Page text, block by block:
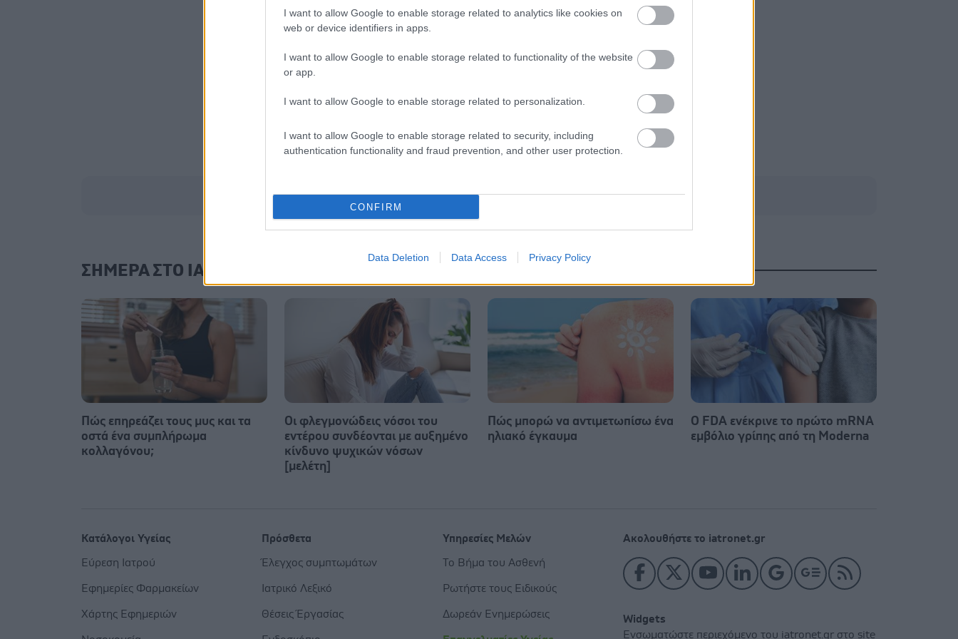
I want to allow Google to enable storage related to analytics like cookies on
web or device identifiers in apps.
I want to allow Google to enable storage related to functionality of the website
or app.
I want to allow Google to enable storage related to personalization.
I want to allow Google to enable storage related to security, including
authentication functionality and fraud prevention, and other user protection.
CONFIRM
Data Deletion Data Access Privacy Policy
θεραπείας
Η ορμονική θεραπεία υποκατάστασης
μπορεί να έχει και μακροπρόθεσμα
ΣΗΜΕΡΑ ΣΤΟ IATRONET.GR
Πώς επηρεάζει τους μυς και τα
οστά ένα συμπλήρωμα
κολλαγόνου;
Οι φλεγμονώδεις νόσοι του
εντέρου συνδέονται με αυξημένο
κίνδυνο ψυχικών νόσων
[μελέτη]
Πώς μπορώ να αντιμετωπίσω ένα
ηλιακό έγκαυμα
Ο FDA ενέκρινε το πρώτο mRNA
εμβόλιο γρίπης από τη Moderna
Ακολουθήστε το iatronet.gr
Widgets
Ενσωματώστε περιεχόμενο του iatronet.gr στο site
Κατάλογοι Υγείας
Εύρεση Ιατρού
Εφημερίες Φαρμακείων
Χάρτης Εφημεριών
Πρόσθετα
Έλεγχος συμπτωμάτων
Ιατρικό Λεξικό
Θέσεις Έργασίας
Υπηρεσίες Μελών
Το Βήμα του Ασθενή
Ρωτήστε τους Ειδικούς
Δωρεάν Ενημερώσεις